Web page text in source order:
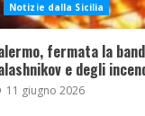
Notizie dalla Sicilia
fermata la
e degli
11 giugno 2026